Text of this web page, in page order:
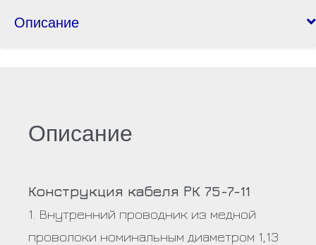
Описание
Описание
Конструкция кабеля РК 75-7-11
1. Внутренний проводник из медной
проволоки номинальным диаметром 1,13